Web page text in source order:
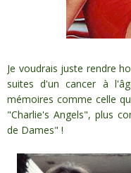
Je voudrais juste rendre
suites d'un cancer à
mémoires comme celle
"Charlie's Angels", plus
de Dames" !